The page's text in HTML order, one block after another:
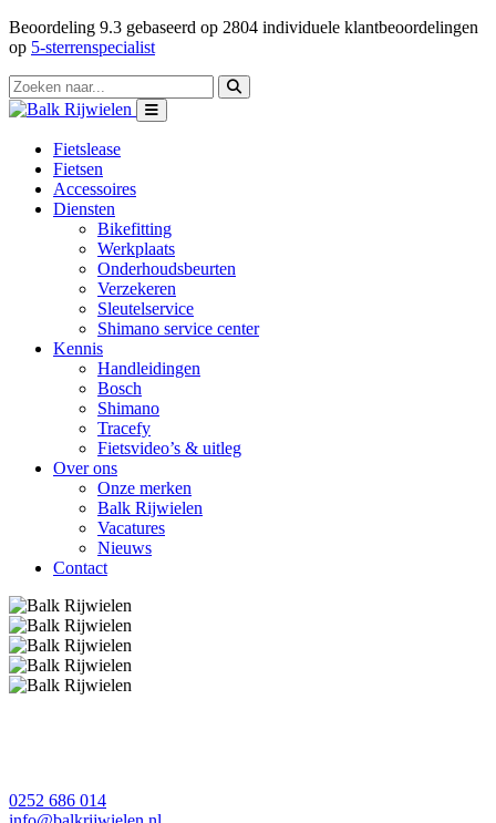
Beoordeling 9.3 gebaseerd op 2804 individuele klantbeoordelingen
op 5-sterrenspecialist
Fietslease
Fietsen
Accessoires
Diensten
Bikefitting
Werkplaats
Onderhoudsbeurten
Verzekeren
Sleutelservice
Shimano service center
Kennis
Handleidingen
Bosch
Shimano
Tracefy
Fietsvideo’s & uitleg
Over ons
Onze merken
Balk Rijwielen
Vacatures
Nieuws
Contact
0252 686 014